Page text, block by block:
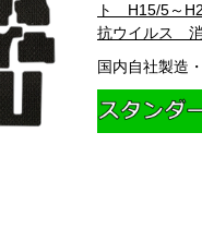
ト H15/5～
抗ウイルス
国内自社製造